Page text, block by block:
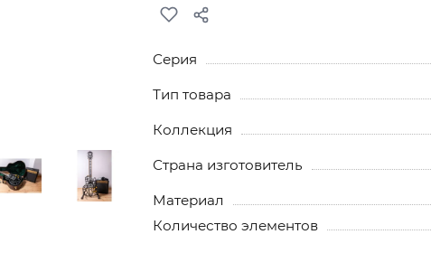
Серия
Тип товара
Коллекция
Страна изготовитель
Материал
Количество элементов